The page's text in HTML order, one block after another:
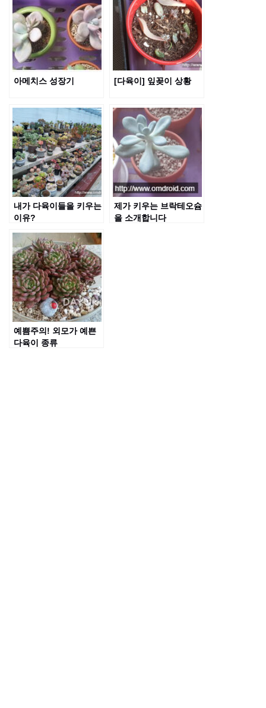
아메치스 성장기 [다육이] 잎꽂이 상황
내가 다육이들을 키우는
이유?
제가 키우는 브락테오슘
을 소개합니다
예쁨주의! 외모가 예쁜
다육이 종류